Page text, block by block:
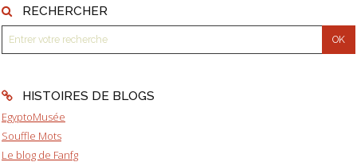
RECHERCHER
HISTOIRES DE BLOGS
EgyptoMusée
Souffle Mots
Le blog de Fanfg